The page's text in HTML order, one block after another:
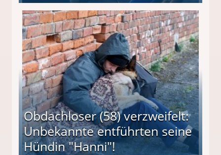
Mutter freigesprochen!
Obdachloser (58) verzweifelt:
Unbekannte entführten seine
Hündin "Hanni"!